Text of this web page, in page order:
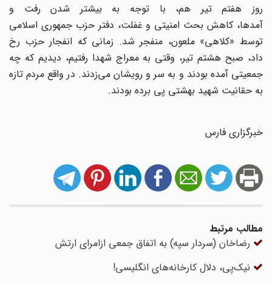
روز هفتم تیر هم، با توجه به بیشتر شدن رفت و
آمدها، کاهش بحث امنیتی و غفلت، دفتر حزب جمهوری اسلامی
توسط «کلاهی» ملعون، منفجر شد. زمانی که انفجار حزب رخ
داد، صبح هشتم تیر، وقتی به معراج شهدا رفتیم، دیدیم که چه
جمعیتی آمده بودند و به سر و رویشان می‌زدند. در واقع مردم تازه
به حقانیت شهید بهشتی پی برده بودند.
خبرگزاری فارس
مطالب مرتبط
رضاخان (سردار سپه) به اتفاق جمعی ازامرای ارتش
نیک‌پی، دلال کارخانه‌های انگلیسی!